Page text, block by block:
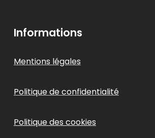
Informations
Mentions légales
Politique de confidentialité
Politique des cookies